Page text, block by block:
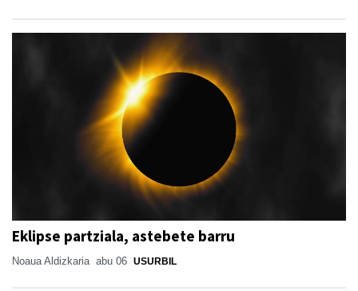
Eklipse partziala, astebete barru
Noaua Aldizkaria abu 06 USURBIL